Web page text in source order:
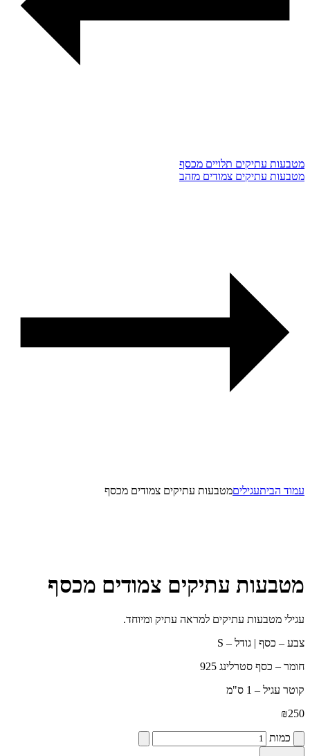
מטבעות עתיקים תלויים מכסף
מטבעות עתיקים צמודים מזהב
עמוד הביתעגיליםמטבעות עתיקים צמודים מכסף
מטבעות עתיקים צמודים מכסף
עגילי מטבעות עתיקים למראה עתיק ומיוחד.
צבע – כסף | גודל – S
חומר – כסף סטרלינג 925
קוטר עגיל – 1 ס"מ
₪250
כמות